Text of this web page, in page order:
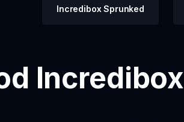
Incredibox Sprunked
Incredibox